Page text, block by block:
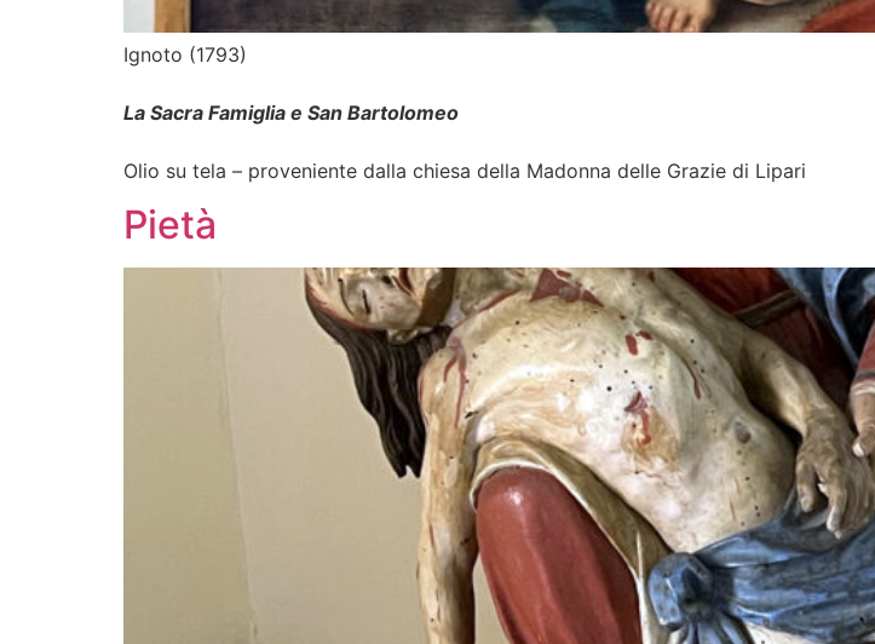
Ignoto (1793)
La Sacra Famiglia e San Bartolomeo
Olio su tela – proveniente dalla chiesa della Madonna delle Grazie di Lipari
Pietà